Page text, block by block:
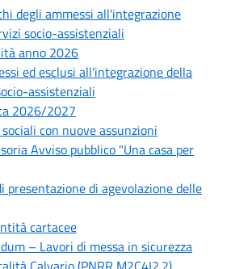
degli ammessi all'integrazione
socio-assistenziali
anno 2026
ed esclusi all'integrazione della
assistenziali
2026/2027
con nuove assunzioni
Avviso pubblico "Una casa per
di agevolazione delle
cartacee
– Lavori di messa in sicurezza